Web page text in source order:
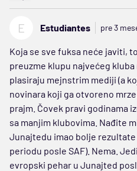
E Estudiantes pre 3
Koja se sve fuksa neće javiti,
preuzme klupu najvećeg
plasiraju mejnstrim mediji (a
novinara koji ga otvoreno
prajm. Čovek pravi godinama
sa manjim klubovima. Nađite
Junajtedu imao bolje rezultate
periodu posle SAF). Nema.
evropski pehar u Junajted